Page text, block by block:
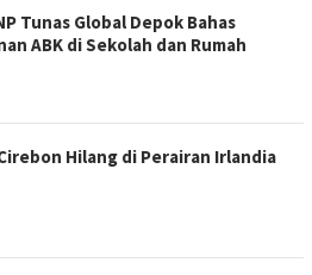
Tunas Global Depok Bahas
ABK di Sekolah dan Rumah
Hilang di Perairan Irlandia